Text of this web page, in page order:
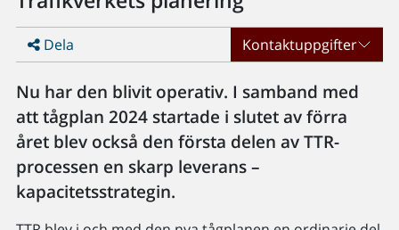
Dela Kontaktuppgifter
Nu har den blivit operativ. I samband med
att tågplan 2024 startade i slutet av förra
året blev också den första delen av TTR-
processen en skarp leverans –
kapacitetsstrategin.